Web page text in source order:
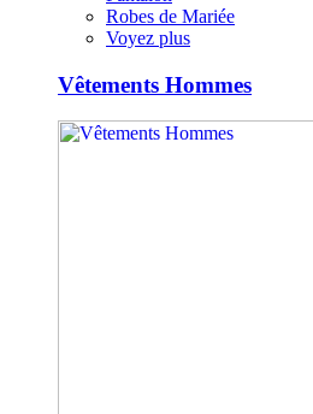
Robes de Mariée
Voyez plus
Vêtements Hommes